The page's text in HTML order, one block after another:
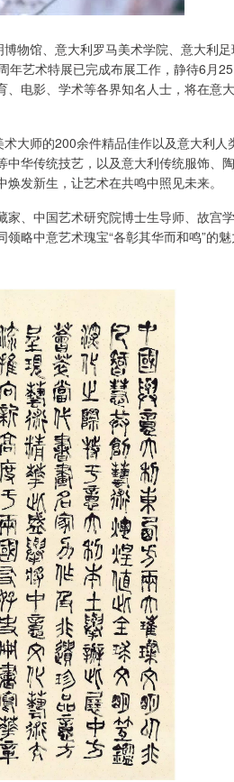
物馆、意大利罗马美术学院、意大利
艺术特展已完成布展工作，静待6月
电影、学术等各界知名人士，将在意
大师的200余件精品佳作以及意大利人
华传统技艺，以及意大利传统服饰、
发新生，让艺术在共鸣中照见未来。
、中国艺术研究院博士生导师、故宫
略中意艺术瑰宝“各彰其华而和鸣”的魅